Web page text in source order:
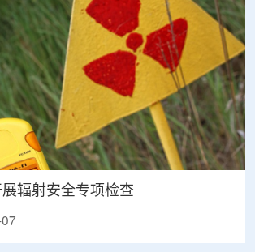
辐射安全专项检查